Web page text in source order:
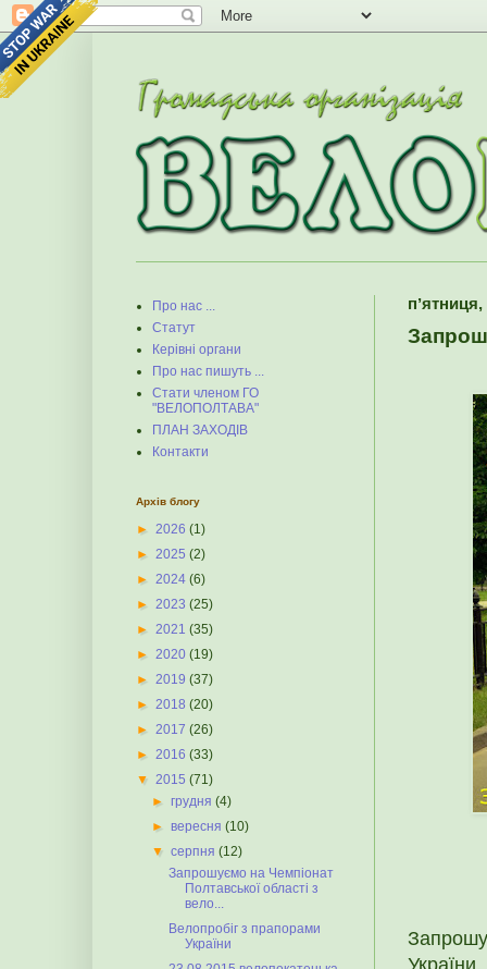
Про нас ...
Статут
Керівні органи
Про нас пишуть ...
Стати членом ГО
"ВЕЛОПОЛТАВА"
ПЛАН ЗАХОДІВ
Контакти
Архів блогу
► 2026 (1)
► 2025 (2)
► 2024 (6)
► 2023 (25)
► 2021 (35)
► 2020 (19)
► 2019 (37)
► 2018 (20)
► 2017 (26)
► 2016 (33)
▼ 2015 (71)
►грудня(4)
►вересня(10)
▼серпня(12)
Запрошуємо на Чемпіонат
Полтавської області з
вело...
Велопробіг з прапорами
України